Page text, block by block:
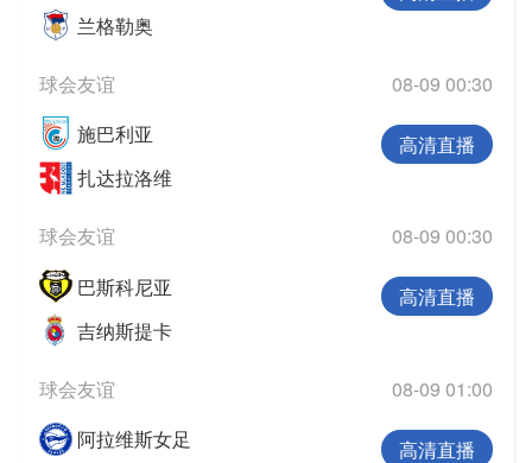
兰格勒奥
球会友谊
08-09 00:30
施巴利亚
扎达拉洛维
高清直播
球会友谊
08-09 00:30
巴斯科尼亚
吉纳斯提卡
高清直播
球会友谊
08-09 01:00
阿拉维斯女足
高清直播